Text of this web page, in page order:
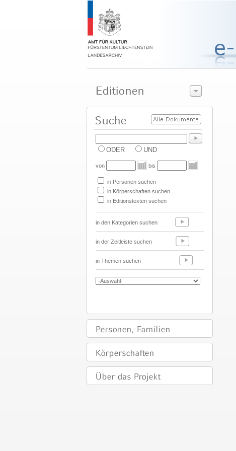
ODER UND
von bis
in Personen suchen
in Körperschaften suchen
in Editionstexten suchen
in den Kategorien suchen
in der Zeitleiste suchen
in Themen suchen